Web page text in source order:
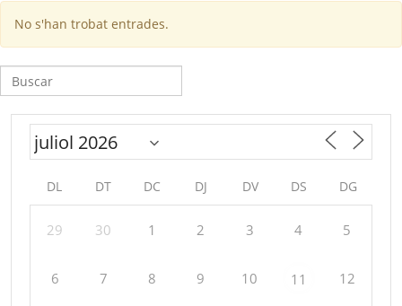
No s'han trobat entrades.
Cerca:
DL DT DC DJ DV DS DG
29 30 1 2 3 4 5
6 7 8 9 10 11 12